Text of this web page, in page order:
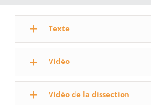
Texte
Vidéo
Vidéo de la dissection